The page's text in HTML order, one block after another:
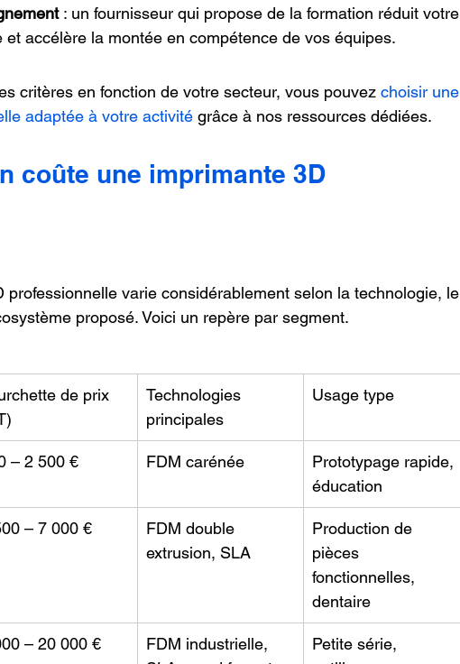
: un fournisseur qui propose de la formation réduit votre
et accélère la montée en compétence de vos équipes.
critères en fonction de votre secteur, vous pouvez choisir une
adaptée à votre activité grâce à nos ressources dédiées.
coûte une imprimante 3D
professionnelle varie considérablement selon la technologie, le
proposé. Voici un repère par segment.
de prix
Technologies
principales
Usage type
– 2 500 € FDM carénée
Prototypage rapide,
éducation
– 7 000 €
FDM double
extrusion, SLA
Production de
pièces
fonctionnelles,
dentaire
– 20 000 €
FDM industrielle,
Petite série,